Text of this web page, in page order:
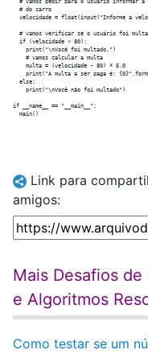
# vamos pedir para o usuário informar a
  # do carro
velocidade = float(input("Informe a
# vamos verificar se o usuário foi
  if (velocidade > 80):
    print("\nVocê foi multado.")
    # vamos calcular a multa
    multa = (velocidade - 80) * 5.0
print("A multa a ser paga é:
  else:
    print("\nVocê não foi multado")
if __name__ == "__main__":
Link para
amigos:
Mais Desafios
e Algoritmos
Como testar se um